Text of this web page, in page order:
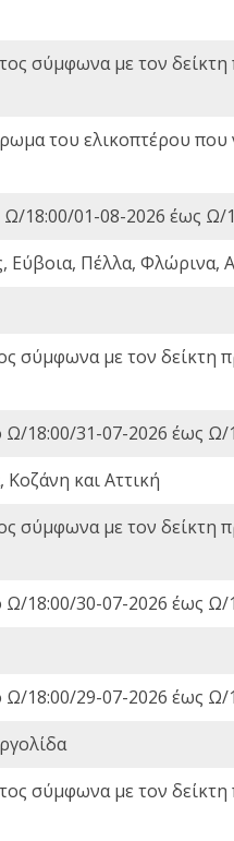
σύμφωνα με τον
του ελικοπτέρου που
Ω/18:00/01-08-2026 έως Ω/
Εύβοια, Πέλλα, Φλώρινα,
σύμφωνα με τον δείκτη
Ω/18:00/31-07-2026 έως
και Αττική
σύμφωνα με τον δείκτη
Ω/18:00/30-07-2026 έως
Ω/18:00/29-07-2026 έως
σύμφωνα με τον